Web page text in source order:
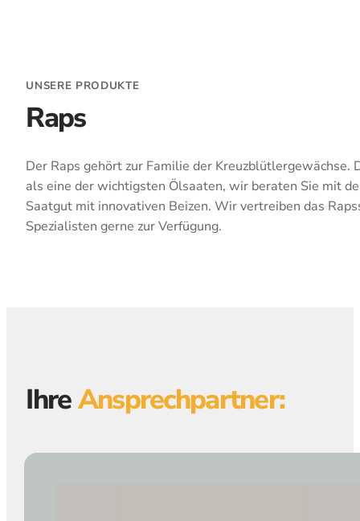
UNSERE PRODUKTE
Raps
Der Raps gehört zur Familie der
als eine der wichtigsten Ölsaaten, wir beraten Sie mit
Saatgut mit innovativen Beizen. Wir vertreiben das
Spezialisten gerne zur Verfügung.
IhreAnsprechpartner: